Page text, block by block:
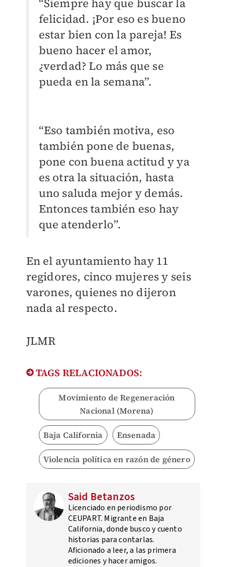
felicidad. ¡Por eso es bueno
estar bien con la pareja! Es
bueno hacer el amor,
¿verdad? Lo más que se
pueda en la semana”.
“Eso también motiva, eso
también pone de buenas,
pone con buena actitud y ya
es otra la situación, hasta
uno saluda mejor y demás.
Entonces también eso hay
que atenderlo”.
En el ayuntamiento hay 11
regidores, cinco mujeres y seis
varones, quienes no dijeron
nada al respecto.
JLMR
TAGS RELACIONADOS:
Movimiento de Regeneración
Nacional (Morena)
Baja California Ensenada
Violencia política en razón de género
Said Betanzos
Licenciado en periodismo por
CEUPART. Migrante en Baja
California, donde busco y cuento
historias para contarlas.
Aficionado a leer, a las primera
ediciones y hacer amigos.